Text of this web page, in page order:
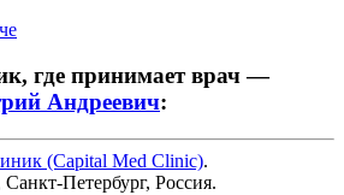
где принимает врач —
Андреевич:
(Capital Med Clinic).
Санкт-Петербург, Россия.